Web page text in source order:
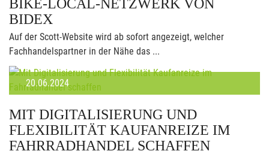
BIKE-LOCAL-NETZWERK VON
BIDEX
Auf der Scott-Website wird ab sofort angezeigt, welcher
Fachhandelspartner in der Nähe das ...
20.06.2024
MIT DIGITALISIERUNG UND
FLEXIBILITÄT KAUFANREIZE IM
FAHRRADHANDEL SCHAFFEN